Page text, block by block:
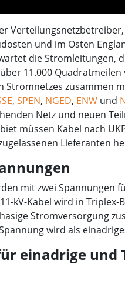
und im Osten
die Stromleitungen,
11.000
Stromnetzes zusammen
, SPEN, NGED, ENW und
Netz und neuen
müssen Kabel nach
Lieferanten
mit zwei Spannungen
kV-Kabel wird in Triplex-
Stromversorgung
wird als
einadrige und